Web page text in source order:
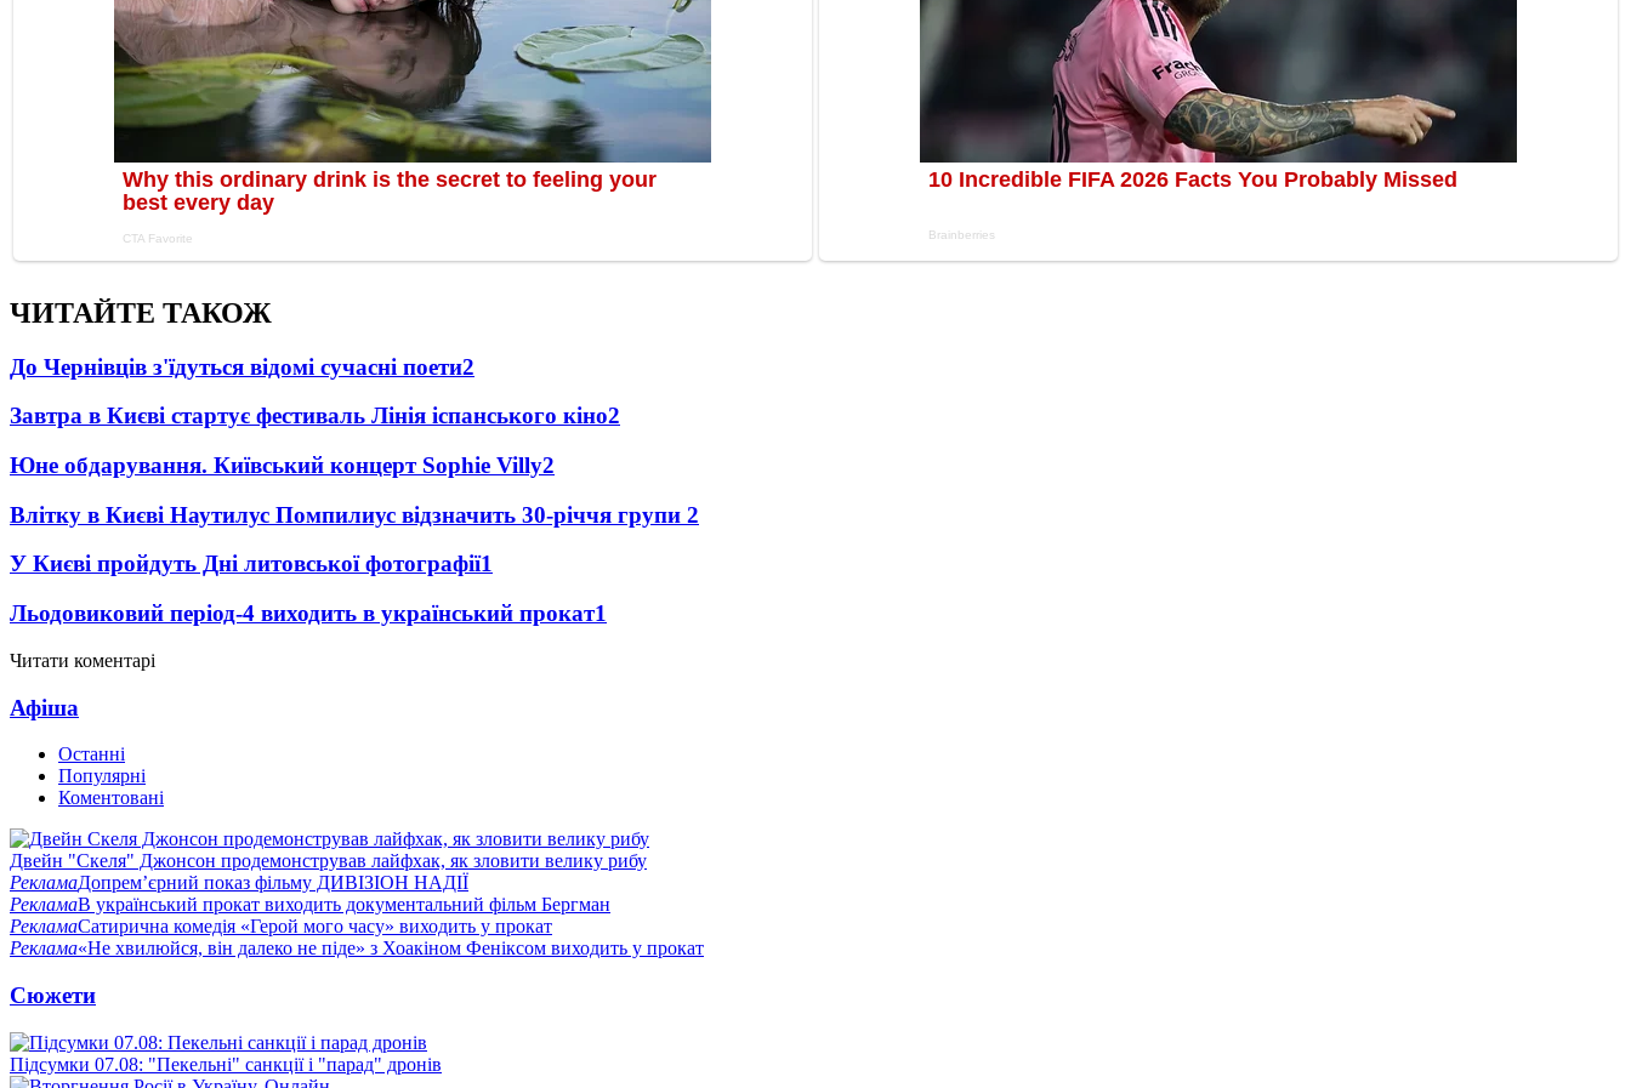
ЧИТАЙТЕ ТАКОЖ
До Чернівців з'їдуться відомі сучасні поети2
Завтра в Києві стартує фестиваль Лінія іспанського кіно2
Юне обдарування. Київський концерт Sophie Villy2
Влітку в Києві Наутилус Помпилиус відзначить 30-річчя групи 2
У Києві пройдуть Дні литовської фотографії1
Льодовиковий період-4 виходить в український прокат1
Читати коментарі
Афіша
Останні
Популярні
Коментовані
Двейн "Скеля" Джонсон продемонстрував лайфхак, як зловити велику рибу
РекламаДопрем’єрний показ фільму ДИВІЗІОН НАДІЇ
РекламаВ український прокат виходить документальний фільм Бергман
РекламаСатирична комедія «Герой мого часу» виходить у прокат
Реклама«Не хвилюйся, він далеко не піде» з Хоакіном Феніксом виходить у прокат
Сюжети
Підсумки 07.08: "Пекельні" санкції і "парад" дронів